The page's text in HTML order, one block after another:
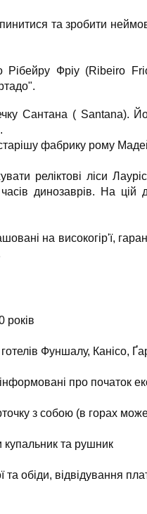
та зробити
Фріу (Ribeiro
Сантана ( Santana).
фабрику рому
реліктові ліси
динозаврів. На цій
на високогір'ї,
років
Фуншалу, Канісо,
про початок
з собою (в горах
купальник та рушник
та обіди, відвідування